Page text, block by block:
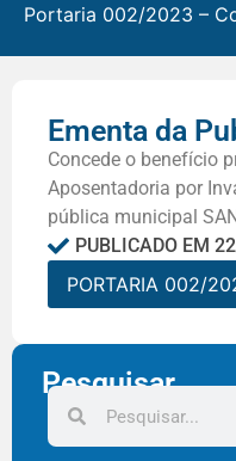
Portaria 002/2023 –
Ementa da
Concede o benefício
Aposentadoria por
pública municipal
PUBLICADO EM
PORTARIA 002/
Pesquisar